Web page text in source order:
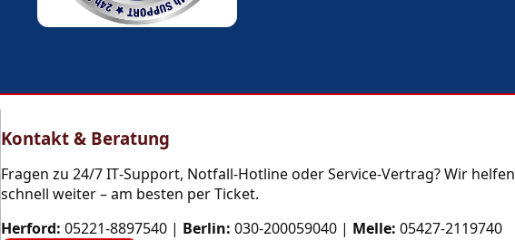
Kontakt & Beratung
Fragen zu 24/7 IT‑Support, Notfall‑Hotline oder Service‑Vertrag? Wir helfen
schnell weiter – am besten per Ticket.
Herford: 05221-8897540 | Berlin: 030-200059040 | Melle: 05427-2119740